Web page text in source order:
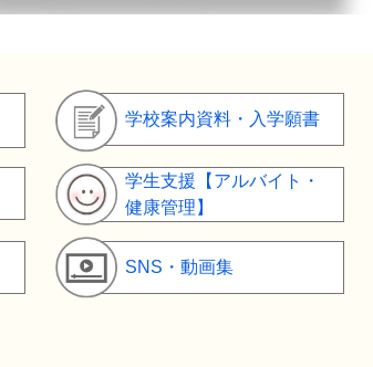
学校案内資料・入学願書
学生支援【アルバイト・
健康管理】
SNS・動画集